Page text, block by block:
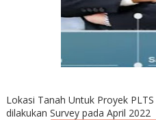
Lokasi Tanah Untuk Proyek
dilakukan Survey pada April 2022